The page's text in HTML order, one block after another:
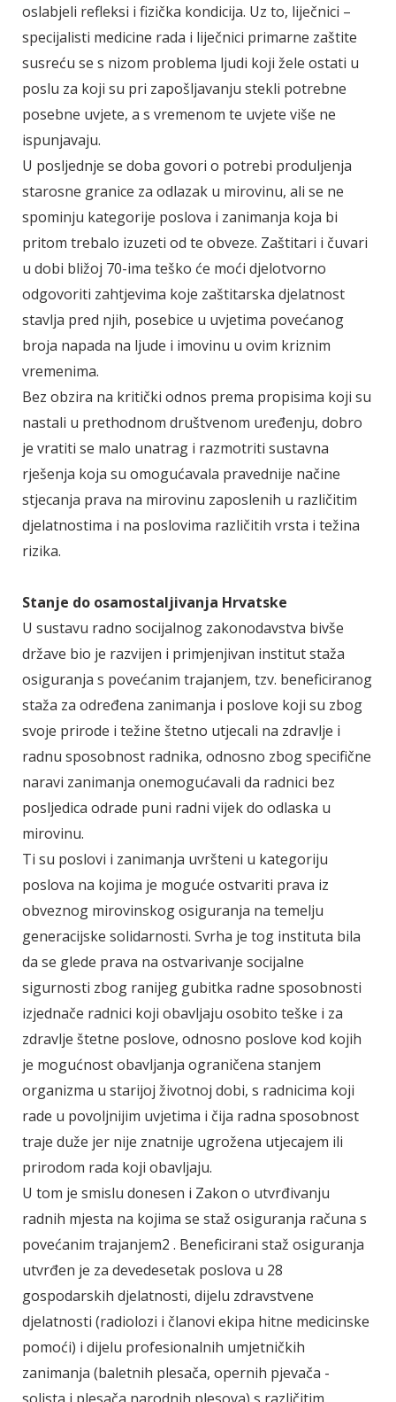
oslabjeli refleksi i fizička kondicija. Uz to, liječnici –
specijalisti medicine rada i liječnici primarne zaštite
susreću se s nizom problema ljudi koji žele ostati u
poslu za koji su pri zapošljavanju stekli potrebne
posebne uvjete, a s vremenom te uvjete više ne
ispunjavaju.
U posljednje se doba govori o potrebi produljenja
starosne granice za odlazak u mirovinu, ali se ne
spominju kategorije poslova i zanimanja koja bi
pritom trebalo izuzeti od te obveze. Zaštitari i čuvari
u dobi bližoj 70-ima teško će moći djelotvorno
odgovoriti zahtjevima koje zaštitarska djelatnost
stavlja pred njih, posebice u uvjetima povećanog
broja napada na ljude i imovinu u ovim kriznim
vremenima.
Bez obzira na kritički odnos prema propisima koji su
nastali u prethodnom društvenom uređenju, dobro
je vratiti se malo unatrag i razmotriti sustavna
rješenja koja su omogućavala pravednije načine
stjecanja prava na mirovinu zaposlenih u različitim
djelatnostima i na poslovima različitih vrsta i težina
rizika.
Stanje do osamostaljivanja Hrvatske
U sustavu radno socijalnog zakonodavstva bivše
države bio je razvijen i primjenjivan institut staža
osiguranja s povećanim trajanjem, tzv. beneficiranog
staža za određena zanimanja i poslove koji su zbog
svoje prirode i težine štetno utjecali na zdravlje i
radnu sposobnost radnika, odnosno zbog specifične
naravi zanimanja onemogućavali da radnici bez
posljedica odrade puni radni vijek do odlaska u
mirovinu.
Ti su poslovi i zanimanja uvršteni u kategoriju
poslova na kojima je moguće ostvariti prava iz
obveznog mirovinskog osiguranja na temelju
generacijske solidarnosti. Svrha je tog instituta bila
da se glede prava na ostvarivanje socijalne
sigurnosti zbog ranijeg gubitka radne sposobnosti
izjednače radnici koji obavljaju osobito teške i za
zdravlje štetne poslove, odnosno poslove kod kojih
je mogućnost obavljanja ograničena stanjem
organizma u starijoj životnoj dobi, s radnicima koji
rade u povoljnijim uvjetima i čija radna sposobnost
traje duže jer nije znatnije ugrožena utjecajem ili
prirodom rada koji obavljaju.
U tom je smislu donesen i Zakon o utvrđivanju
radnih mjesta na kojima se staž osiguranja računa s
povećanim trajanjem2 . Beneficirani staž osiguranja
utvrđen je za devedesetak poslova u 28
gospodarskih djelatnosti, dijelu zdravstvene
djelatnosti (radiolozi i članovi ekipa hitne medicinske
pomoći) i dijelu profesionalnih umjetničkih
zanimanja (baletnih plesača, opernih pjevača -